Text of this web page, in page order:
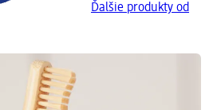
Ďalšie produkty od